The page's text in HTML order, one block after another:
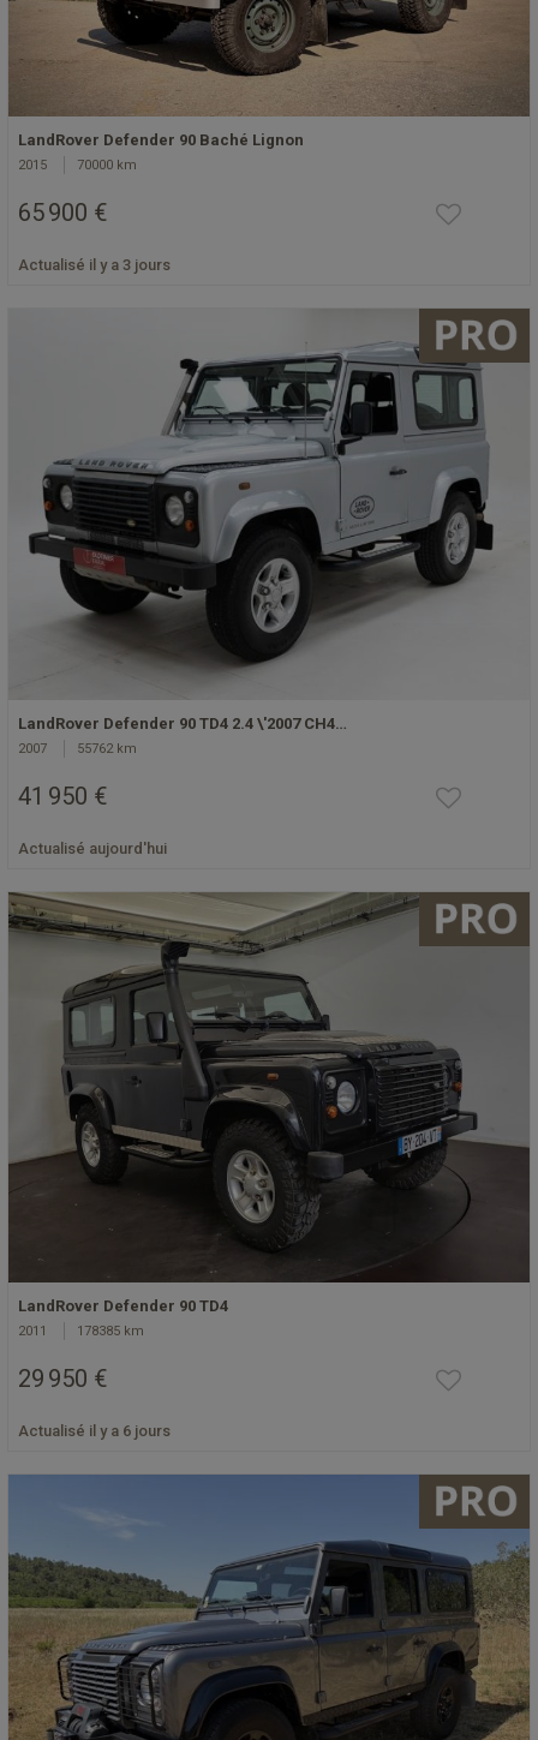
LandRover Defender 90 Baché Lignon
2015 70000 km
65 900 €
Actualisé il y a 3 jours
LandRover Defender 90 TD4 2.4 \'2007 CH4…
2007 55762 km
41 950 €
Actualisé aujourd'hui
LandRover Defender 90 TD4
2011 178385 km
29 950 €
Actualisé il y a 6 jours